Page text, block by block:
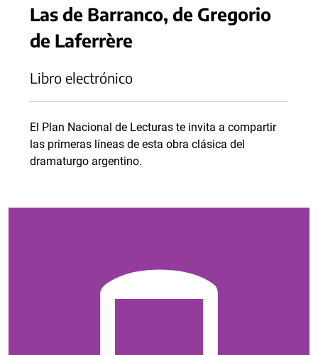
Las de Barranco, de Gregorio
de Laferrère
Libro electrónico
El Plan Nacional de Lecturas te invita a compartir
las primeras líneas de esta obra clásica del
dramaturgo argentino.